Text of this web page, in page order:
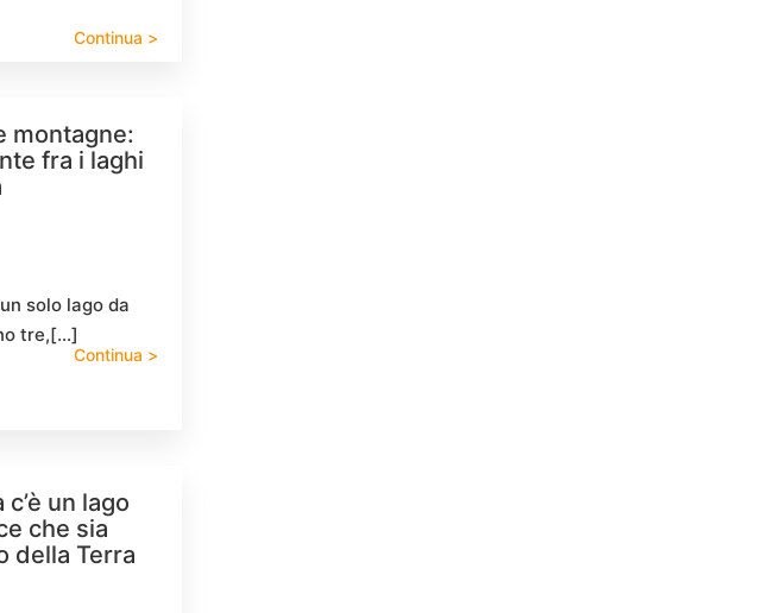
Continua >
montagne:
fra i laghi
solo lago da
tre,[…]
Continua >
un lago
che sia
della Terra